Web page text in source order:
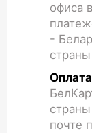
офиса
-
почте